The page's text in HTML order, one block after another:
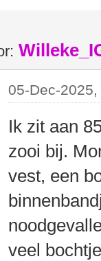
05-Dec-2025,
Ik zit aan
zooi bij.
vest, een
veel